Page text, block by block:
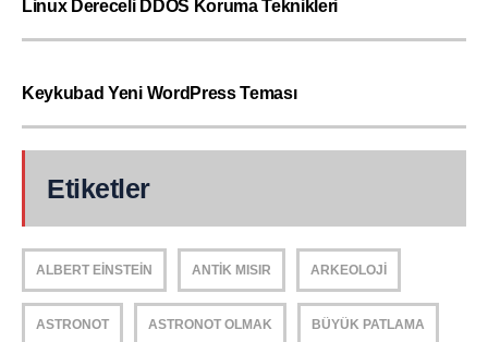
Linux Dereceli DDOS Koruma Teknikleri
Keykubad Yeni WordPress Teması
Etiketler
ALBERT EINSTEIN ANTIK MISIR ARKEOLOJI
ASTRONOT ASTRONOT OLMAK BÜYÜK PATLAMA